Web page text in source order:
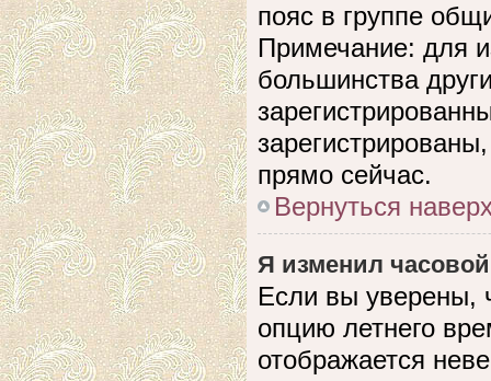
пояс в группе
Примечание: для
большинства
прямо сейчас.
Вернуться
Я изменил
Если вы уверены,
опцию летнего
отображается